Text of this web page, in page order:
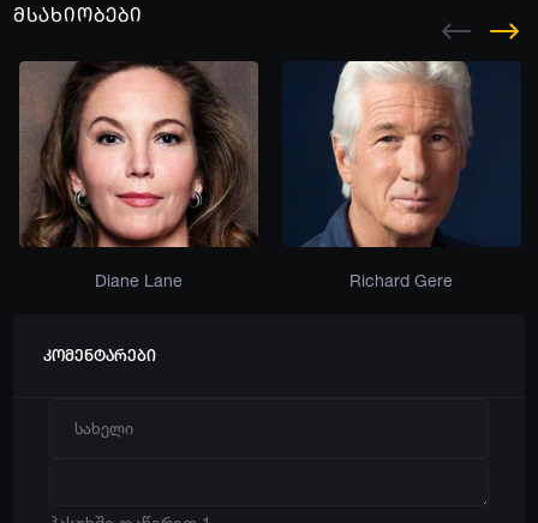
მსახიობები
Diane Lane Richard Gere
კომენტარები